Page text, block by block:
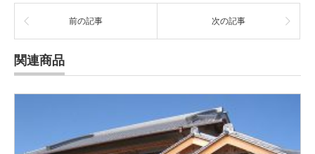
前の記事 次の記事
関連商品